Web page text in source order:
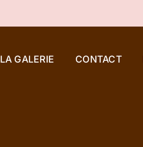
LA GALERIE CONTACT